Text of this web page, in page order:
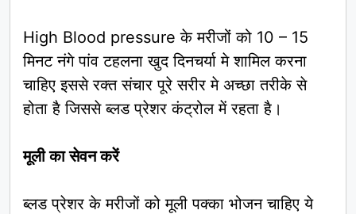
High Blood pressure के मरीजों को 10 – 15
मिनट नंगे पांव टहलना खुद दिनचर्या मे शामिल करना
चाहिए इससे रक्त संचार पूरे सरीर मे अच्छा तरीके से
होता है जिससे ब्लड प्रेशर कंट्रोल में रहता है।
मूली का सेवन करें
ब्लड प्रेशर के मरीजों को मूली पक्का भोजन चाहिए ये